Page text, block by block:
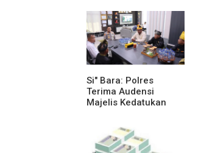
Si" Bara: Polres
Terima Audensi
Majelis Kedatukan